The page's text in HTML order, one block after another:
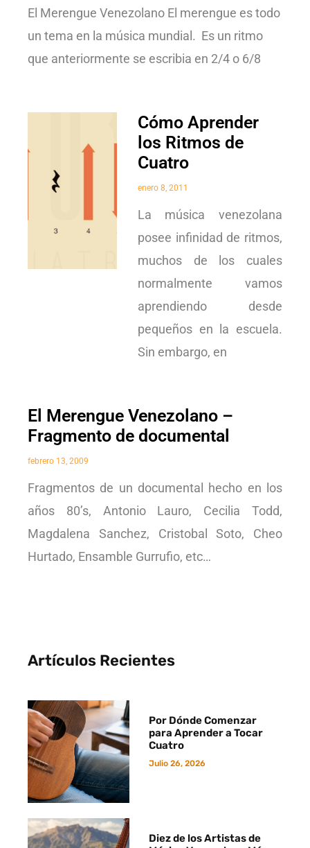
El Merengue Venezolano El merengue es todo
un tema en la música mundial. Es un ritmo
que anteriormente se escribia en 2/4 o 6/8
Cómo Aprender
los Ritmos de
Cuatro
enero 8, 2011
La música venezolana
posee infinidad de ritmos,
muchos de los cuales
normalmente vamos
aprendiendo desde
pequeños en la escuela.
Sin embargo, en
El Merengue Venezolano –
Fragmento de documental
febrero 13, 2009
Fragmentos de un documental hecho en los
años 80’s, Antonio Lauro, Cecilia Todd,
Magdalena Sanchez, Cristobal Soto, Cheo
Hurtado, Ensamble Gurrufio, etc…
Artículos Recientes
Por Dónde Comenzar
para Aprender a Tocar
Cuatro
Julio 26, 2026
Diez de los Artistas de